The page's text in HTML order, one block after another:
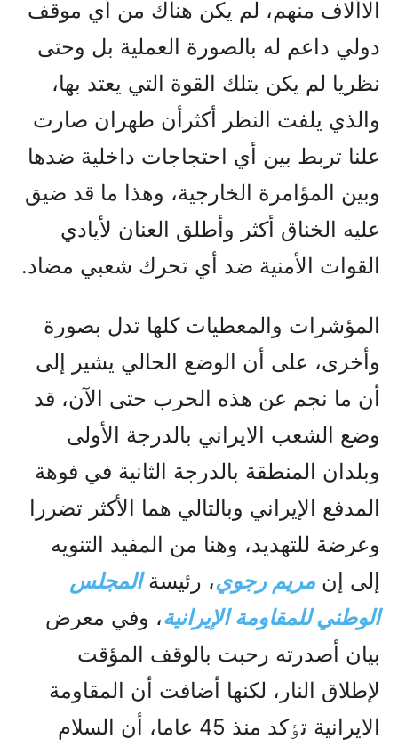
الاألاف منهم، لم يكن هناك من أي موقف
دولي داعم له بالصورة العملية بل وحتى
نظريا لم يكن بتلك القوة التي يعتد بها،
والذي يلفت النظر أكثرأن طهران صارت
علنا تربط بين أي احتجاجات داخلية ضدها
وبين المؤامرة الخارجية، وهذا ما قد ضيق
عليه الخناق أكثر وأطلق العنان لأيادي
القوات الأمنية ضد أي تحرك شعبي مضاد.
المؤشرات والمعطيات كلها تدل بصورة
وأخرى، على أن الوضع الحالي يشير إلى
أن ما نجم عن هذه الحرب حتى الآن، قد
وضع الشعب الايراني بالدرجة الأولى
وبلدان المنطقة بالدرجة الثانية في فوهة
المدفع الإيراني وبالتالي هما الأكثر تضررا
وعرضة للتهديد، وهنا من المفيد التنويه
إلى إن مريم رجوي، رئيسةالمجلس
الوطني للمقاومة الإيرانية، وفي معرض
بيان أصدرته رحبت بالوقف المؤقت
لإطلاق النار، لكنها أضافت أن المقاومة
الايرانية تٶکد منذ 45 عاما، أن السلام